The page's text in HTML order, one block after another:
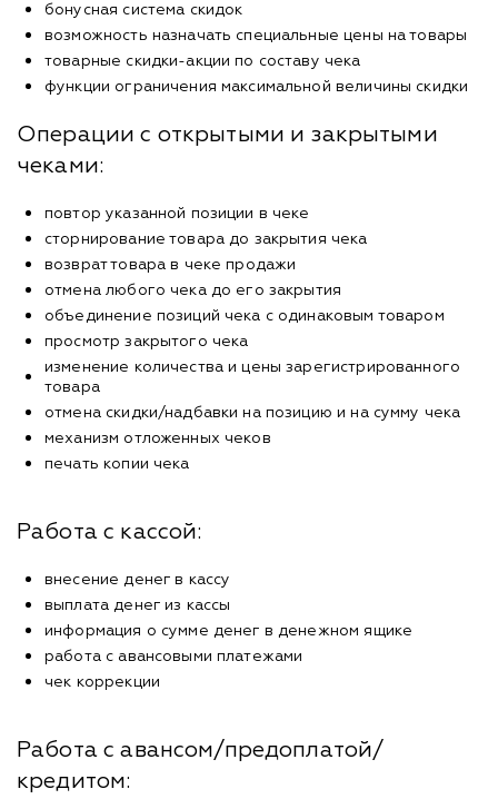
бонусная система скидок
возможность назначать специальные цены на товары
товарные скидки-акции по составу чека
функции ограничения максимальной величины скидки
Операции с открытыми и закрытыми
чеками:
повтор указанной позиции в чеке
сторнирование товара до закрытия чека
возврат товара в чеке продажи
отмена любого чека до его закрытия
объединение позиций чека с одинаковым товаром
просмотр закрытого чека
изменение количества и цены зарегистрированного
товара
отмена скидки/надбавки на позицию и на сумму чека
механизм отложенных чеков
печать копии чека
Работа с кассой:
внесение денег в кассу
выплата денег из кассы
информация о сумме денег в денежном ящике
работа с авансовыми платежами
чек коррекции
Работа с авансом/предоплатой/
кредитом: